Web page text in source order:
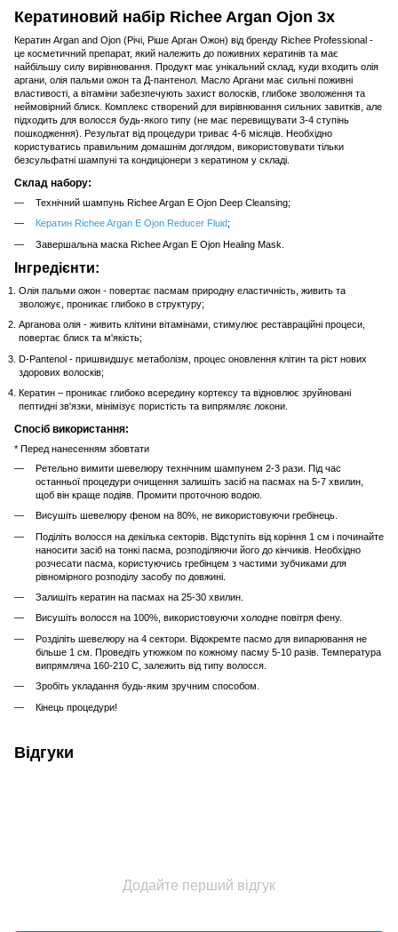
Кератиновий набір Richee Argan Ojon 3x
Кератин Argan and Ojon (Річі, Ріше Арган Ожон) від бренду Richee Professional -
це косметичний препарат, який належить до поживних кератинів та має
найбільшу силу вирівнювання. Продукт має унікальний склад, куди входить олія
аргани, олія пальми ожон та Д-пантенол. Масло Аргани має сильні поживні
властивості, а вітаміни забезпечують захист волосків, глибоке зволоження та
неймовірний блиск. Комплекс створений для вирівнювання сильних завитків, але
підходить для волосся будь-якого типу (не має перевищувати 3-4 ступінь
пошкодження). Результат від процедури триває 4-6 місяців. Необхідно
користуватись правильним домашнім доглядом, використовувати тільки
безсульфатні шампуні та кондиціонери з кератином у складі.
Склад набору:
Технічний шампунь Richee Argan E Ojon Deep Cleansing;
Кератин Richee Argan E Ojon Reducer Fluid;
Завершальна маска Richee Argan E Ojon Healing Mask.
Інгредієнти:
Олія пальми ожон - повертає пасмам природну еластичність, живить та
зволожує, проникає глибоко в структуру;
Арганова олія - живить клітини вітамінами, стимулює реставраційні процеси,
повертає блиск та м'якість;
D-Pantenol - пришвидшує метаболізм, процес оновлення клітин та ріст нових
здорових волосків;
Кератин – проникає глибоко всередину кортексу та відновлює зруйновані
пептидні зв'язки, мінімізує пористість та випрямляє локони.
Спосіб використання:
* Перед нанесенням збовтати
Ретельно вимити шевелюру технічним шампунем 2-3 рази. Під час
останньої процедури очищення залишіть засіб на пасмах на 5-7 хвилин,
щоб він краще подіяв. Промити проточною водою.
Висушіть шевелюру феном на 80%, не використовуючи гребінець.
Поділіть волосся на декілька секторів. Відступіть від коріння 1 см і починайте
наносити засіб на тонкі пасма, розподіляючи його до кінчиків. Необхідно
розчесати пасма, користуючись гребінцем з частими зубчиками для
рівномірного розподілу засобу по довжині.
Залишіть кератин на пасмах на 25-30 хвилин.
Висушіть волосся на 100%, використовуючи холодне повітря фену.
Розділіть шевелюру на 4 сектори. Відокремте пасмо для випарювання не
більше 1 см. Проведіть утюжком по кожному пасму 5-10 разів. Температура
випрямляча 160-210 С, залежить від типу волосся.
Зробіть укладання будь-яким зручним способом.
Кінець процедури!
Відгуки
Додайте перший відгук